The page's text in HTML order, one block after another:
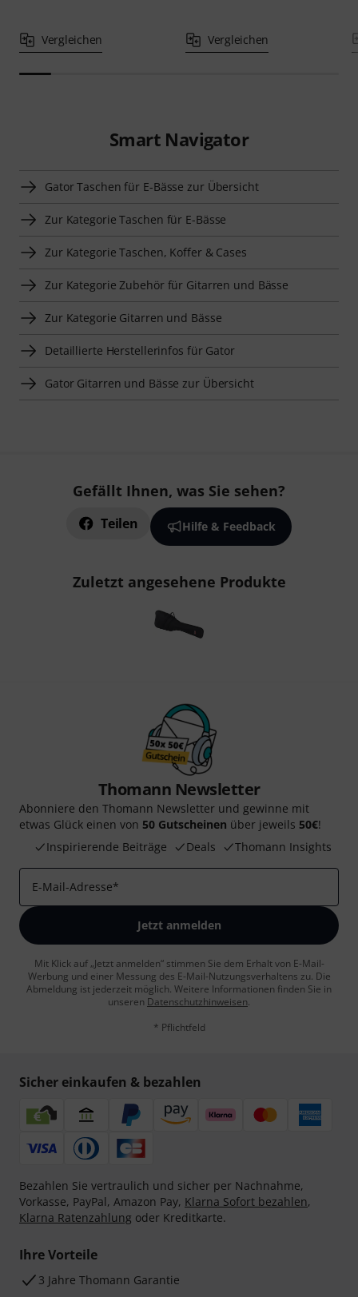
Vergleichen Vergleichen
Smart Navigator
Gator Taschen für E-Bässe zur Übersicht
Zur Kategorie Taschen für E-Bässe
Zur Kategorie Taschen, Koffer & Cases
Zur Kategorie Zubehör für Gitarren und Bässe
Zur Kategorie Gitarren und Bässe
Detaillierte Herstellerinfos für Gator
Gator Gitarren und Bässe zur Übersicht
Gefällt Ihnen, was Sie sehen?
Teilen Hilfe & Feedback
Zuletzt angesehene Produkte
Thomann Newsletter
Abonniere den Thomann Newsletter und gewinne mit
etwas Glück einen von 50 Gutscheinen über jeweils 50€!
Inspirierende Beiträge
Deals Thomann Insights
E-Mail-Adresse*
Jetzt anmelden
Mit Klick auf „Jetzt anmelden“ stimmen Sie dem Erhalt von E-Mail-
Werbung und einer Messung des E-Mail-Nutzungsverhaltens zu. Die
Abmeldung ist jederzeit möglich. Weitere Informationen finden Sie in
unseren Datenschutzhinweisen.
* Pflichtfeld
Sicher einkaufen & bezahlen
Bezahlen Sie vertraulich und sicher per Nachnahme,
Vorkasse, PayPal, Amazon Pay, Klarna Sofort bezahlen,
Klarna Ratenzahlung oder Kreditkarte.
Ihre Vorteile
3 Jahre Thomann Garantie